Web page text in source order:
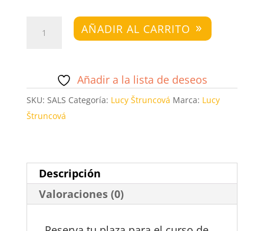
Curso
L.STRUNCOVA
cantidad
AÑADIR AL CARRITO
Añadir a la lista de deseos
SKU: SALS Categoría: Lucy Štruncová Marca: Lucy
Štruncová
Descripción
Valoraciones (0)